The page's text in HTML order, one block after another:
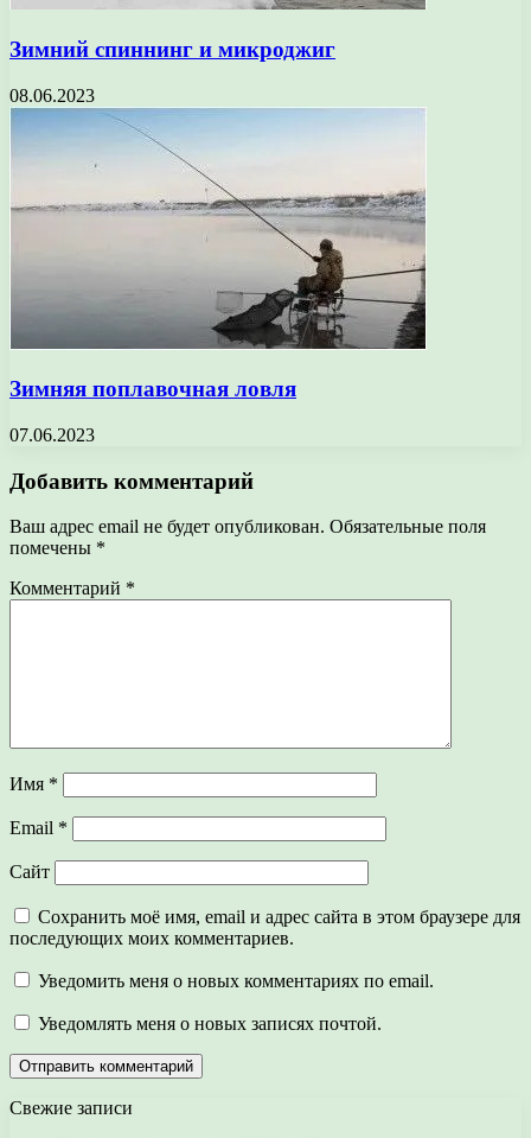
Зимний спиннинг и микроджиг
08.06.2023
Зимняя поплавочная ловля
07.06.2023
Добавить комментарий
Ваш адрес email не будет опубликован. Обязательные поля
помечены *
Комментарий *
Имя *
Email *
Сайт
Сохранить моё имя, email и адрес сайта в этом браузере для
последующих моих комментариев.
Уведомить меня о новых комментариях по email.
Уведомлять меня о новых записях почтой.
Свежие записи